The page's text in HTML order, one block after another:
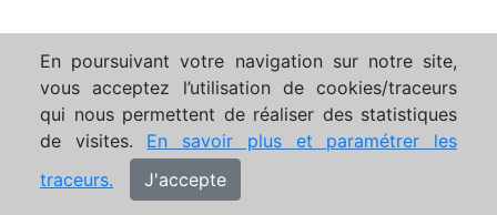
Mentions légales
En poursuivant votre navigation sur notre site,
vous acceptez l’utilisation de cookies/traceurs
qui nous permettent de réaliser des statistiques
de visites. En savoir plus et paramétrer les
traceurs.
J'accepte